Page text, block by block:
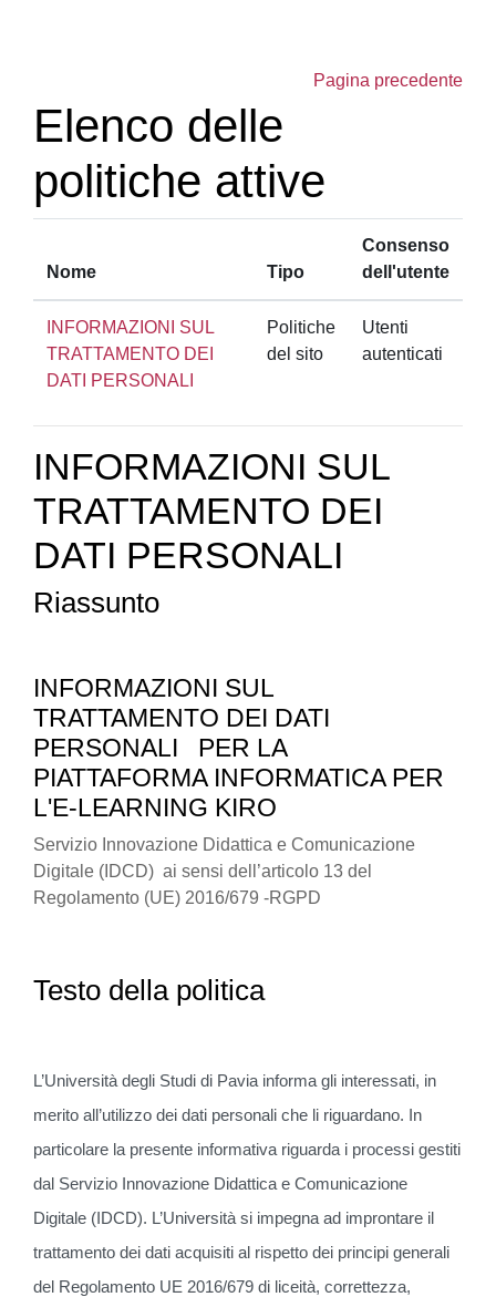
Pagina precedente
Elenco delle
politiche attive
Nome Tipo
Consenso
dell'utente
INFORMAZIONI SUL
TRATTAMENTO DEI
DATI PERSONALI
Politiche
del sito
Utenti
autenticati
INFORMAZIONI SUL
TRATTAMENTO DEI
DATI PERSONALI
Riassunto
INFORMAZIONI SUL
TRATTAMENTO DEI DATI
PERSONALI
PER LA
PIATTAFORMA INFORMATICA PER
L'E-LEARNING KIRO
Servizio Innovazione Didattica e Comunicazione
Digitale (IDCD) ai sensi dell’articolo 13 del
Regolamento (UE) 2016/679 -RGPD
Testo della politica
L’Università degli Studi di Pavia informa gli interessati, in
merito all’utilizzo dei dati personali che li riguardano. In
particolare la presente informativa riguarda i processi gestiti
dal Servizio Innovazione Didattica e Comunicazione
Digitale (IDCD). L’Università si impegna ad improntare il
trattamento dei dati acquisiti al rispetto dei principi generali
del Regolamento UE 2016/679 di liceità, correttezza,